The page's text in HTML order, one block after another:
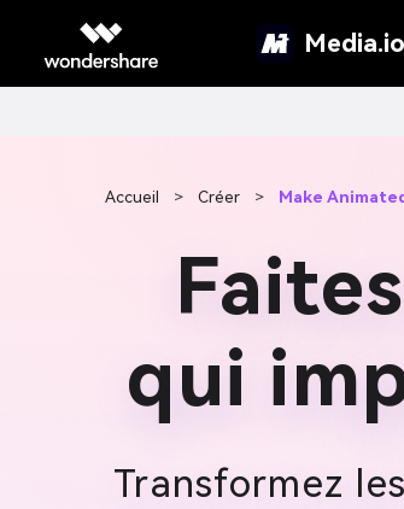
Media.io
Accueil > Créer > Make
qui
Transformez